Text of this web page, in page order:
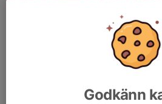
Den 12 maj hölls ungdomsavslutning
ungdomar var på plats och ungefär
KM pojkar 9, 11, 13 och 15.Godkänn